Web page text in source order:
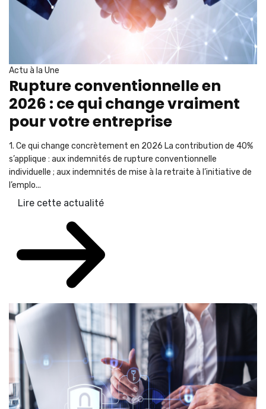
Actu à la Une
Rupture conventionnelle en
2026 : ce qui change vraiment
pour votre entreprise
1. Ce qui change concrètement en 2026 La contribution de 40%
s’applique : aux indemnités de rupture conventionnelle
individuelle ; aux indemnités de mise à la retraite à l’initiative de
l’emplo...
Lire cette actualité